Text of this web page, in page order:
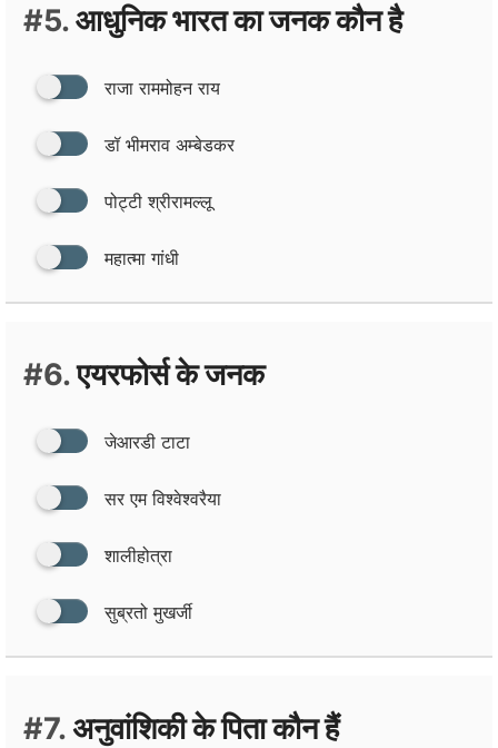
#5.आधुनिक भारत का जनक कौन है
राजा राममोहन राय
डॉ भीमराव अम्‍बेडकर
पोट्टी श्रीरामल्‍लू
महात्‍मा गांधी
#6.एयरफोर्स के जनक
जेआरडी टाटा
सर एम विश्‍वेश्‍वरैया
शालीहोत्रा
सुब्रतो मुखर्जी
#7.अनुवांशिकी के पिता कौन हैं